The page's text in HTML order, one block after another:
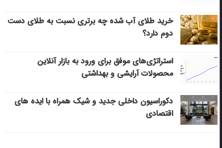
خرید طلای آب شده چه برتری نسبت به طلای دست
دوم دارد؟
استراتژی‌های موفق برای ورود به بازار آنلاین
محصولات آرایشی و بهداشتی
دکوراسیون داخلی جدید و شیک همراه با ایده های
اقتصادی